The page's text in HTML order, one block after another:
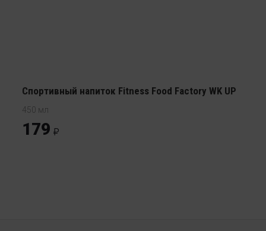
Спортивный напиток Fitness Food Factory WK UP
450 мл
179